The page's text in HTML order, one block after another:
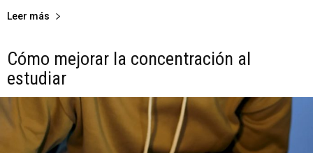
Leer más
Cómo mejorar la concentración al
estudiar